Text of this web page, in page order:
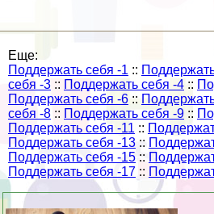
Еще:
Поддержать себя -1 ::
себя -3 :: Поддержать себя -4 ::
Поддержать себя -6 ::
себя -8 :: Поддержать себя -9 ::
Поддержать себя -11 ::
Поддержать себя -13 ::
Поддержать себя -15 ::
Поддержать себя -17 ::